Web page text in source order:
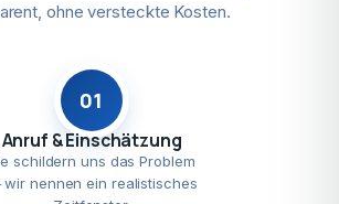
ohne versteckte Kosten.
01
Anruf & Einschätzung
schildern uns das Problem
nennen ein realistisches